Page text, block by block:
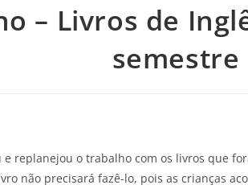
– Livros de
semestre
e replanejou o trabalho com os livros que
não precisará fazê-lo, pois as crianças